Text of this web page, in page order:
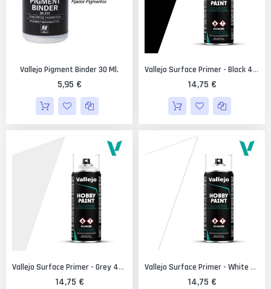
Vallejo Pigment Binder 30 Ml.
5,95 €
Vallejo Surface Primer - Black 400 Ml.
14,75 €
Vallejo Surface Primer - Grey 400 Ml.
14,75 €
Vallejo Surface Primer - White 400 Ml.
14,75 €